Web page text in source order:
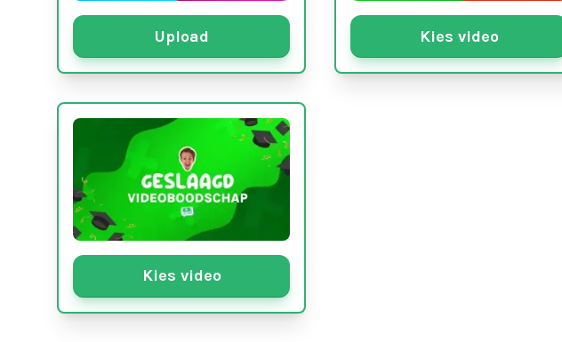
Upload Kies video
Kies video